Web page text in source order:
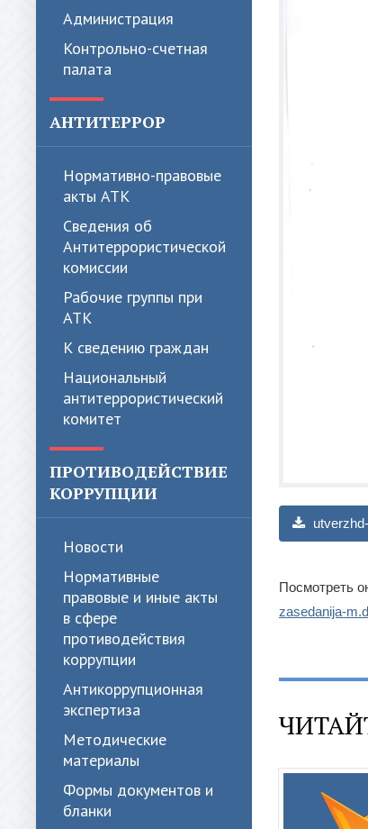
Администрация
Контрольно-счетная
палата
АНТИТЕРРОР
Нормативно-правовые
акты АТК
Сведения об
Антитеррористической
комиссии
Рабочие группы при
АТК
К сведению граждан
Национальный
антитеррористический
комитет
ПРОТИВОДЕЙСТВИЕ
КОРРУПЦИИ
Новости
Нормативные
правовые и иные акты
в сфере
противодействия
коррупции
Антикоррупционная
экспертиза
Методические
материалы
Формы документов и
бланки
Посмотреть
zasedanija-